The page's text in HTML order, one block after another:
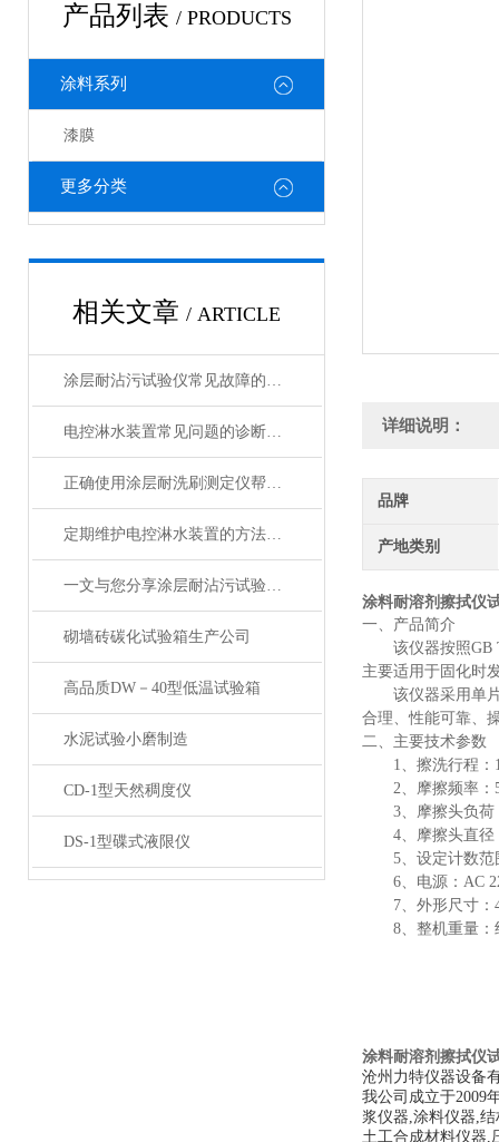
产品列表 / PRODUCTS
涂料系列
漆膜
更多分类
相关文章 / ARTICLE
涂层耐沾污试验仪常见故障的快速诊断与精准解决方法分享
电控淋水装置常见问题的诊断与解决方法分享
正确使用涂层耐洗刷测定仪帮助能更准确的评估涂层性能
定期维护电控淋水装置的方法及重要性介绍
一文与您分享涂层耐沾污试验仪的正确操作步骤
砌墙砖碳化试验箱生产公司
高品质DW－40型低温试验箱
水泥试验小磨制造
CD-1型天然稠度仪
DS-1型碟式液限仪
详细说明：
品牌
产地类别
涂料耐溶剂擦拭仪
一、产品简介
该仪器按照GB
主要适用于固化时
该仪器采用单
合理、性能可靠、
二、 主要技术参数
1、 擦洗行程：
2、 摩擦频率：
3、 摩擦头负荷
4、 摩擦头直径
5、 设定计数范
6、 电源： AC
7、 外形尺寸：
8、 整机重量：
涂料耐溶剂擦拭仪
沧州力特仪器设备
我公司成立于2009
浆仪器,涂料仪器,
土工合成材料仪器,